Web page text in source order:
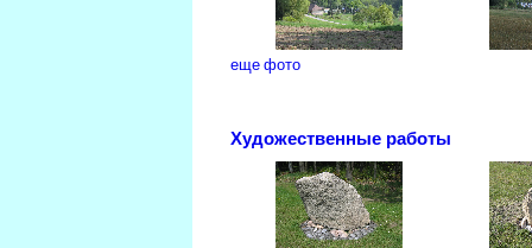
еще фото
Художественные работы